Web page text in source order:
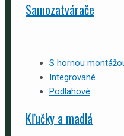
Samozatvárače
S hornou
Integrované
Podlahové
Kľučky a madlá